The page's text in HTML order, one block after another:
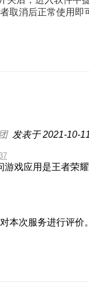
取消后正常使用即
发表于 2021-10-
戏应用是王者荣
本次服务进行评价。